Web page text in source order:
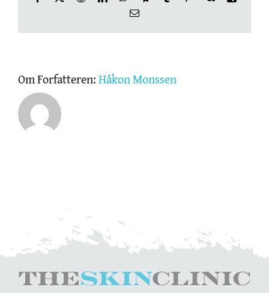
OM THE SKIN CLINIC
NETTBUTIKK
GAVEKORT
E-
Om Forfatteren:Håkon Monssen